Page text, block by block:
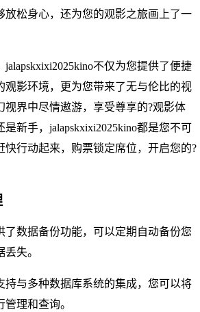
放松身心，还为您的观影之旅画上了一
不仅为您提供了便捷
观影环境，更为您带来了无与伦比的视
视界中尽情遨游，享受尊享的?观影体
新手，jalapskxixi2025kino都是您不可
快行动起来，购票锁定席位，开启您的?
了数据备份功能，可以定期自动备份您
失。
持与多种数据库系统的集成，您可以将
理和查询。